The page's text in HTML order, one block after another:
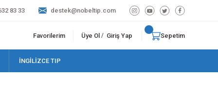
83 33 destek@nobeltip.com
Favorilerim Üye Ol / Giriş Yap Sepetim
İNGİLİZCE TIP